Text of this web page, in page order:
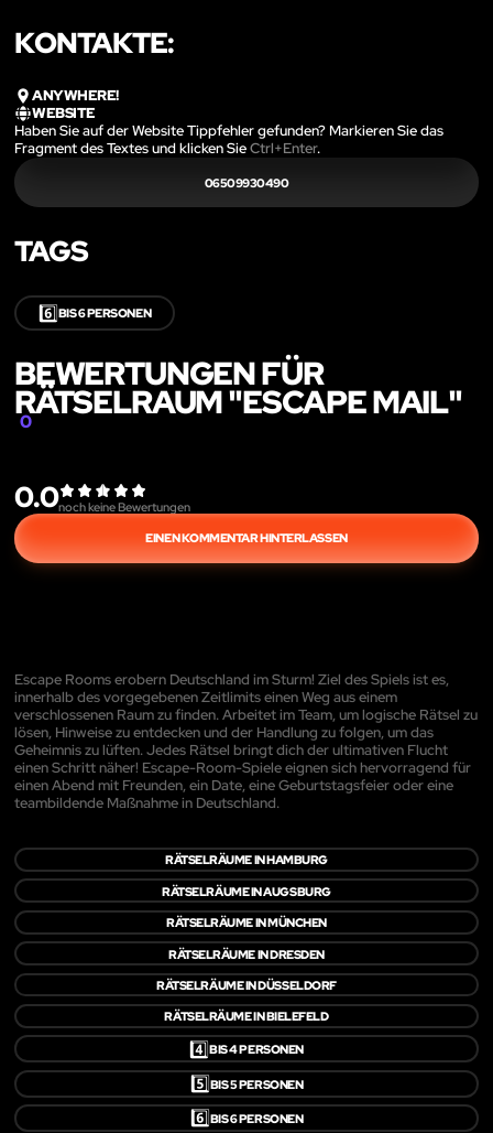
KONTAKTE:
ANYWHERE!
WEBSITE
Haben Sie auf der Website Tippfehler gefunden? Markieren Sie das
Fragment des Textes und klicken SieCtrl+Enter.
06509930490
TAGS
6️⃣BIS 6 PERSONEN
BEWERTUNGEN FÜR
RÄTSELRAUM "ESCAPE MAIL"
0
0.0noch keine Bewertungen
EINEN KOMMENTAR HINTERLASSEN
Escape Rooms erobern Deutschland im Sturm! Ziel des Spiels ist es,
innerhalb des vorgegebenen Zeitlimits einen Weg aus einem
verschlossenen Raum zu finden. Arbeitet im Team, um logische Rätsel zu
lösen, Hinweise zu entdecken und der Handlung zu folgen, um das
Geheimnis zu lüften. Jedes Rätsel bringt dich der ultimativen Flucht
einen Schritt näher! Escape-Room-Spiele eignen sich hervorragend für
einen Abend mit Freunden, ein Date, eine Geburtstagsfeier oder eine
teambildende Maßnahme in Deutschland.
RÄTSELRÄUME IN HAMBURG
RÄTSELRÄUME IN AUGSBURG
RÄTSELRÄUME IN MÜNCHEN
RÄTSELRÄUME IN DRESDEN
RÄTSELRÄUME IN DÜSSELDORF
RÄTSELRÄUME IN BIELEFELD
4️⃣BIS 4 PERSONEN
5️⃣BIS 5 PERSONEN
6️⃣BIS 6 PERSONEN